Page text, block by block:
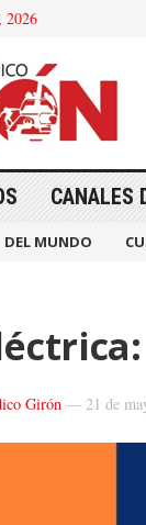
2026
CANALES
DEL MUNDO
Girón — 21 de